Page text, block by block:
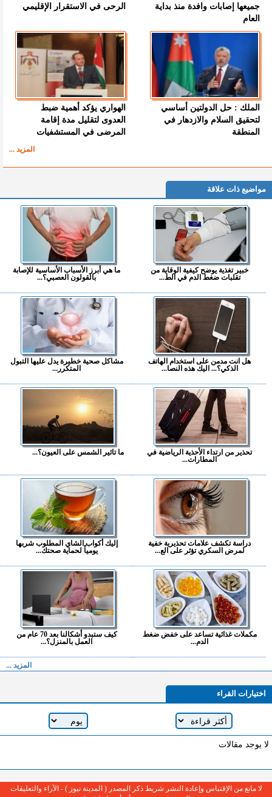
جميعها إصابات وافدة منذ بداية
العام
الرحى في الاستقرار الإقليمي
الملك : حل الدولتين أساسي
لتحقيق السلام والازدهار في
المنطقة
الهواري يؤكد أهمية ضبط
العدوى لتقليل مدة إقامة
المرضى في المستشفيات
المزيد ...
مواضيع ذات علاقة
خبير تغذية يوضح كيفية الوقاية من
تقلبات ضغط الدم في الط...
ما هي أبرز الأسباب الأساسية للإصابة
بالقولون العصبي؟...
هل انت مدمن على استخدام الهاتف
الذكي؟... اليك هذه النصا...
مشاكل صحية خطيرة يدل عليها التبول
المتكرر...
تحذير من ارتداء الأحذية الرياضية في
المطارات...
ما تاثير الشمس على العيون؟...
دراسة تكشف علامات تحذيرية خفية
لمرض السكري تؤثر على الع...
إليك أكواب الشاي المطلوب شربها
يومياً لحماية صحتك...
مكملات غذائية تساعد على خفض ضغط
الدم...
كيف ستبدو أشكالنا بعد 70 عام من
العمل بالمنزل؟...
المزيد ...
اختيارات القراء
لا يوجد مقالات
لا مانع من الإقتباس وإعادة النشر شريط ذكر المصدر ( المدينة نيوز ) - الآراء والتعليقات